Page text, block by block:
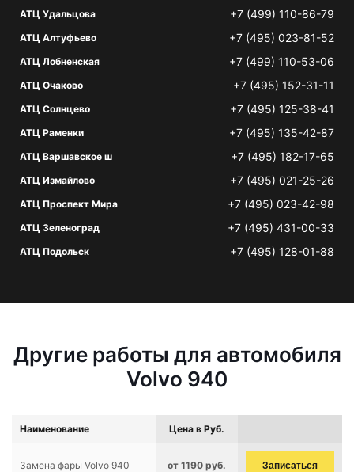
АТЦ Удальцова +7 (499) 110-86-79
АТЦ Алтуфьево +7 (495) 023-81-52
АТЦ Лобненская +7 (499) 110-53-06
АТЦ Очаково +7 (495) 152-31-11
АТЦ Солнцево +7 (495) 125-38-41
АТЦ Раменки +7 (495) 135-42-87
АТЦ Варшавское ш +7 (495) 182-17-65
АТЦ Измайлово +7 (495) 021-25-26
АТЦ Проспект Мира +7 (495) 023-42-98
АТЦ Зеленоград +7 (495) 431-00-33
АТЦ Подольск +7 (495) 128-01-88
Другие работы для автомобиля
Volvo 940
Наименование Цена в Руб.
Замена фары Volvo 940 от 1190 руб. Записаться